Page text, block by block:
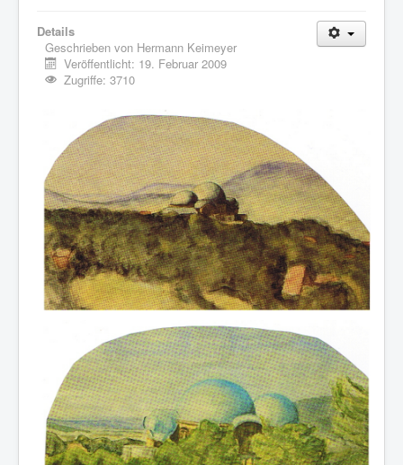
Details
Geschrieben von Hermann Keimeyer
Veröffentlicht: 19. Februar 2009
Zugriffe: 3710